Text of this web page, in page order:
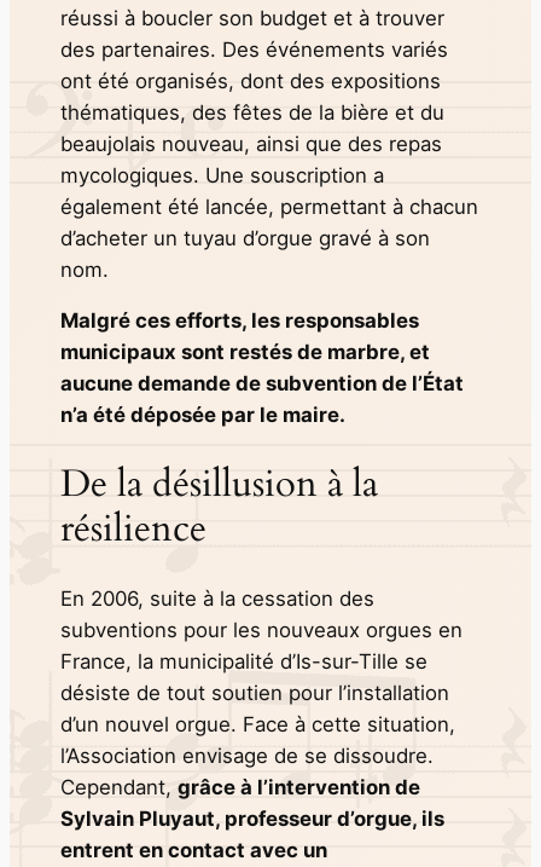
réussi à boucler son budget et à trouver
des partenaires. Des événements variés
ont été organisés, dont des expositions
thématiques, des fêtes de la bière et du
beaujolais nouveau, ainsi que des repas
mycologiques. Une souscription a
également été lancée, permettant à chacun
d’acheter un tuyau d’orgue gravé à son
nom.
Malgré ces efforts, les responsables
municipaux sont restés de marbre, et
aucune demande de subvention de l’État
n’a été déposée par le maire.
De la désillusion à la
résilience
En 2006, suite à la cessation des
subventions pour les nouveaux orgues en
France, la municipalité d’Is-sur-Tille se
désiste de tout soutien pour l’installation
d’un nouvel orgue. Face à cette situation,
l’Association envisage de se dissoudre.
Cependant,grâce à l’intervention de
Sylvain Pluyaut, professeur d’orgue, ils
entrent en contact avec un